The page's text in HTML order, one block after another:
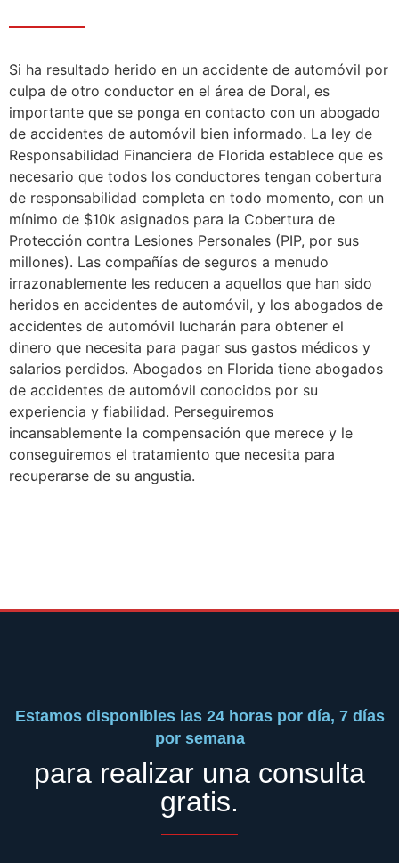
Si ha resultado herido en un accidente de automóvil por
culpa de otro conductor en el área de Doral, es
importante que se ponga en contacto con un abogado
de accidentes de automóvil bien informado. La ley de
Responsabilidad Financiera de Florida establece que es
necesario que todos los conductores tengan cobertura
de responsabilidad completa en todo momento, con un
mínimo de $10k asignados para la Cobertura de
Protección contra Lesiones Personales (PIP, por sus
millones). Las compañías de seguros a menudo
irrazonablemente les reducen a aquellos que han sido
heridos en accidentes de automóvil, y los abogados de
accidentes de automóvil lucharán para obtener el
dinero que necesita para pagar sus gastos médicos y
salarios perdidos. Abogados en Florida tiene abogados
de accidentes de automóvil conocidos por su
experiencia y fiabilidad. Perseguiremos
incansablemente la compensación que merece y le
conseguiremos el tratamiento que necesita para
recuperarse de su angustia.
Estamos disponibles las 24 horas por día, 7 días
por semana
para realizar una consulta
gratis.